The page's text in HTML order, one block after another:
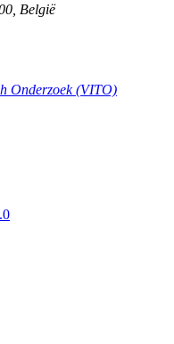
België
Onderzoek (VITO)